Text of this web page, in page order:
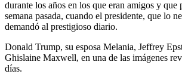
durante los años en los que eran amigos y que
semana pasada, cuando el presidente, que lo
demandó al prestigioso diario.
Donald Trump, su esposa Melania, Jeffrey
Ghislaine Maxwell, en una de las imágenes
días.